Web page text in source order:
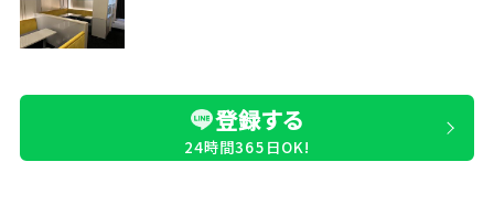
登録する
24時間365日OK!